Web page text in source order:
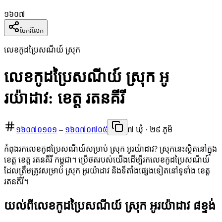
១៦០៧
ចែករំលែក
លេខកូដប្រៃសណីយ៍ ស្រុក
លេខកូដប្រៃសណីយ៍ ស្រុក អូ
រយ៉ាដាវ: ខេត្ត រតនគីរី
១៦០៧០១០១ – ១៦០៧០៧០៥ ៧ ឃុំ · ២៩ ភូមិ
កំពុងរកលេខកូដប្រៃសណីយ៍សម្រាប់ ស្រុក អូរយ៉ាដាវ? ស្រុកនេះស្ថិតនៅក្នុង
ខេត្ត ខេត្ត រតនគីរី កម្ពុជា។ ប្រើថតរបស់យើងដើម្បីរកលេខកូដប្រៃសណីយ៍
ដែលត្រឹមត្រូវសម្រាប់ ស្រុក អូរយ៉ាដាវ និងទីតាំងផ្សេងទៀតនៅទូទាំង ខេត្ត
រតនគីរី។
យល់ពីលេខកូដប្រៃសណីយ៍ ស្រុក អូរយ៉ាដាវ ៨ខ្ទង់